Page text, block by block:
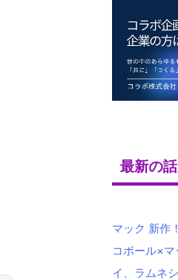
最新の
マック 新作
コボール×
イ、ラムネ